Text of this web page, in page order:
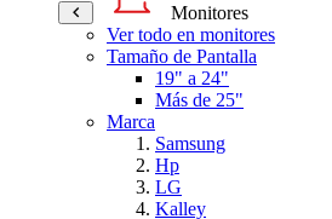
Monitores
Ver todo en monitores
Tamaño de Pantalla
19" a 24"
Más de 25"
Marca
Samsung
Hp
LG
Kalley